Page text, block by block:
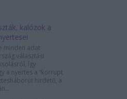
kalózok a
minden adat
választási
így
a nyertes a “korrupt
hirdető, a